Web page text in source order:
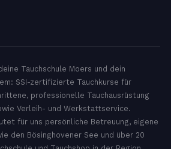
Tauchschule Moers und dein
SSI-zertifizierte Tauchkurse für
professionelle Tauchausrüstung
Verleih- und Werkstattservice.
für uns persönliche Betreuung, eigene
den Bösinghovener See und über 20